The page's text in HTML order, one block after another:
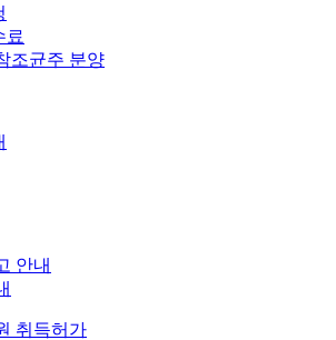
료
조균주 분양
안내
취득허가